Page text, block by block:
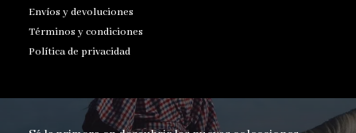
Envíos y devoluciones
Términos y condiciones
Política de privacidad